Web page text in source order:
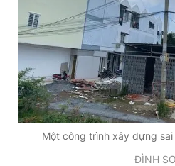
Giấy phép xuất bản số 110/GP -
© 2003-2026 Bản quyền thuộc về
chép dưới mọi hình thức nếu
bản. Phát triển bởi ePi
Một công trình xây dựng
ĐÌNH